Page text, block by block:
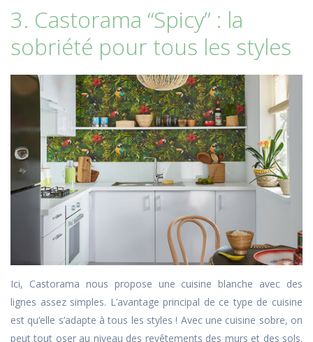
3. Castorama “Spicy” : la
sobriété pour tous les styles
Ici, Castorama nous propose une cuisine blanche avec des
lignes assez simples. L’avantage principal de ce type de cuisine
est qu’elle s’adapte à tous les styles ! Avec une cuisine sobre, on
peut tout oser au niveau des revêtements des murs et des sols.